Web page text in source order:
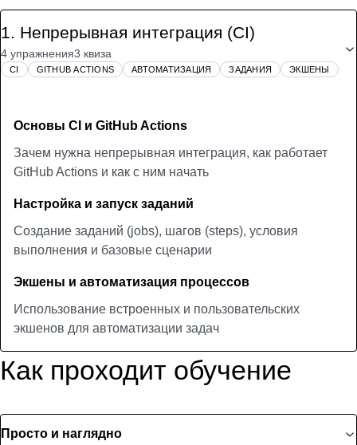
1. Непрерывная интеграция (CI)
4 упражнения3 квиза
CI GITHUB ACTIONS АВТОМАТИЗАЦИЯ ЗАДАНИЯ ЭКШЕНЫ
Основы CI и GitHub Actions
Зачем нужна непрерывная интеграция, как работает
GitHub Actions и как с ним начать
Настройка и запуск заданий
Создание заданий (jobs), шагов (steps), условия
выполнения и базовые сценарии
Экшены и автоматизация процессов
Использование встроенных и пользовательских
экшенов для автоматизации задач
Как проходит обучение
Просто и наглядно